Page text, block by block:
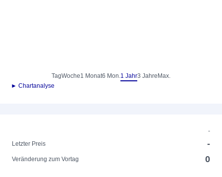
TagWoche1 Monat6 Mon.1 Jahr3 Jahre Max.
► Chartanalyse
-
Letzter Preis
-
Veränderung zum Vortag 0